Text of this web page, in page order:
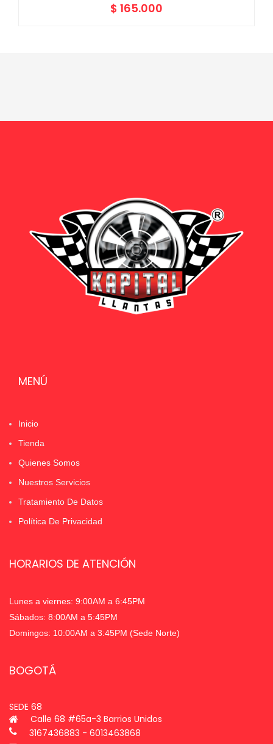
$ 165.000
MENÚ
Inicio
Tienda
Quienes Somos
Nuestros Servicios
Tratamiento De Datos
Política De Privacidad
HORARIOS DE ATENCIÓN
Lunes a viernes: 9:00AM a 6:45PM
Sábados: 8:00AM a 5:45PM
Domingos: 10:00AM a 3:45PM (Sede Norte)
BOGOTÁ
SEDE 68
Calle 68 #65a-3 Barrios Unidos
3167436883 - 6013463868